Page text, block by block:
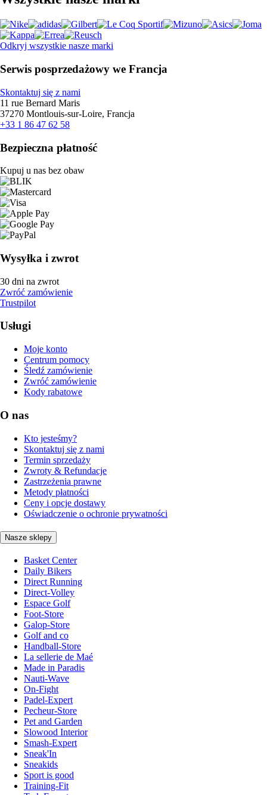
Odkryj wszystkie nasze marki
Serwis posprzedażowy we Francja
Skontaktuj się z nami
11 rue Bernard Maris
37270 Montlouis-sur-Loire, Francja
+33 1 86 47 62 58
Bezpieczna płatność
Kupuj u nas bez obaw
Wysyłka i zwrot
30 dni na zwrot
Zwróć zamówienie
Trustpilot
Usługi
Moje konto
Centrum pomocy
Śledź zamówienie
Zwróć zamówienie
Kody rabatowe
O nas
Kto jesteśmy?
Skontaktuj się z nami
Termin sprzedaży
Zwroty & Refundacje
Zastrzeżenia prawne
Metody płatności
Ceny i opcje dostawy
Oświadczenie o ochronie prywatności
Nasze sklepy
Basket Center
Daily Bikers
Direct Running
Direct-Volley
Espace Golf
Foot-Store
Galop-Store
Golf and co
Handball-Store
La sellerie de Maé
Made in Paradis
Nauti-Wave
On-Fight
Padel-Expert
Pecheur-Store
Pet and Garden
Slowood Interior
Smash-Expert
Sneak'In
Sneakids
Sport is good
Training-Fit